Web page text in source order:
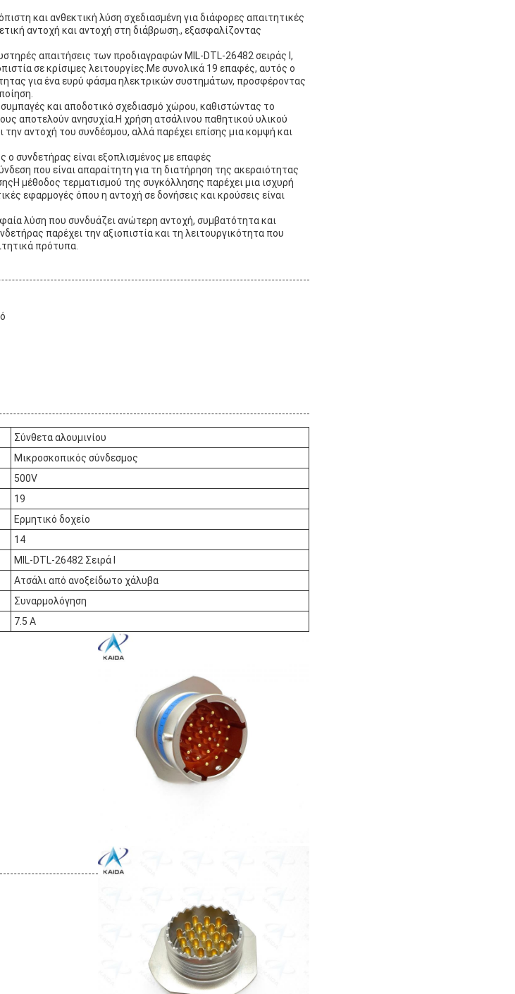
και ανθεκτική λύση σχεδιασμένη για διάφορες απαιτητικές
αντοχή και αντοχή στη διάβρωση., εξασφαλίζοντας
απαιτήσεις των προδιαγραφών MIL-DTL-26482 σειράς I,
σε κρίσιμες λειτουργίες.Με συνολικά 19 επαφές, αυτός ο
για ένα ευρύ φάσμα ηλεκτρικών συστημάτων, προσφέροντας
και αποδοτικό σχεδιασμό χώρου, καθιστώντας το
αποτελούν ανησυχία.Η χρήση ατσάλινου παθητικού υλικού
αντοχή του συνδέσμου, αλλά παρέχει επίσης μια κομψή και
ο συνδετήρας είναι εξοπλισμένος με επαφές
που είναι απαραίτητη για τη διατήρηση της ακεραιότητας
μέθοδος τερματισμού της συγκόλλησης παρέχει μια ισχυρή
εφαρμογές όπου η αντοχή σε δονήσεις και κρούσεις είναι
λύση που συνδυάζει ανώτερη αντοχή, συμβατότητα και
παρέχει την αξιοπιστία και τη λειτουργικότητα που
πρότυπα.
Σύνθετα αλουμινίου
Μικροσκοπικός σύνδεσμος
500V
19
Ερμητικό δοχείο
14
MIL-DTL-26482 Σειρά Ι
Ατσάλι από ανοξείδωτο χάλυβα
Συναρμολόγηση
7.5 Α